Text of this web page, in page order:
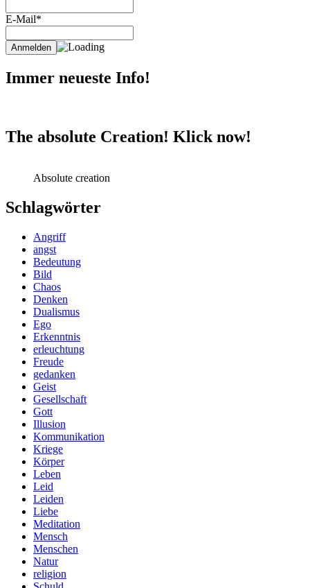
E-Mail*
Immer neueste Info!
The absolute Creation! Klick now!
Absolute creation
Schlagwörter
Angriff
angst
Bedeutung
Bild
Chaos
Denken
Dualismus
Ego
Erkenntnis
erleuchtung
Freude
gedanken
Geist
Gesellschaft
Gott
Illusion
Kommunikation
Kriege
Körper
Leben
Leid
Leiden
Liebe
Meditation
Mensch
Menschen
Natur
religion